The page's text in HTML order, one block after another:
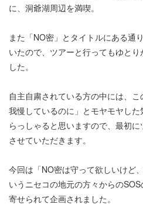
に、洞爺湖周辺を満喫。
また「NO密」とタイトルにある通
いたので、ツアーと行ってもゆと
した。
自主自粛されている方の中には、
我慢しているのに」とモヤモヤし
らっしゃると思いますので、最初
させていただきます。
今回は「NO密は守って欲しいけど
いうニセコの地元の方々からの
寄せられて企画されました。